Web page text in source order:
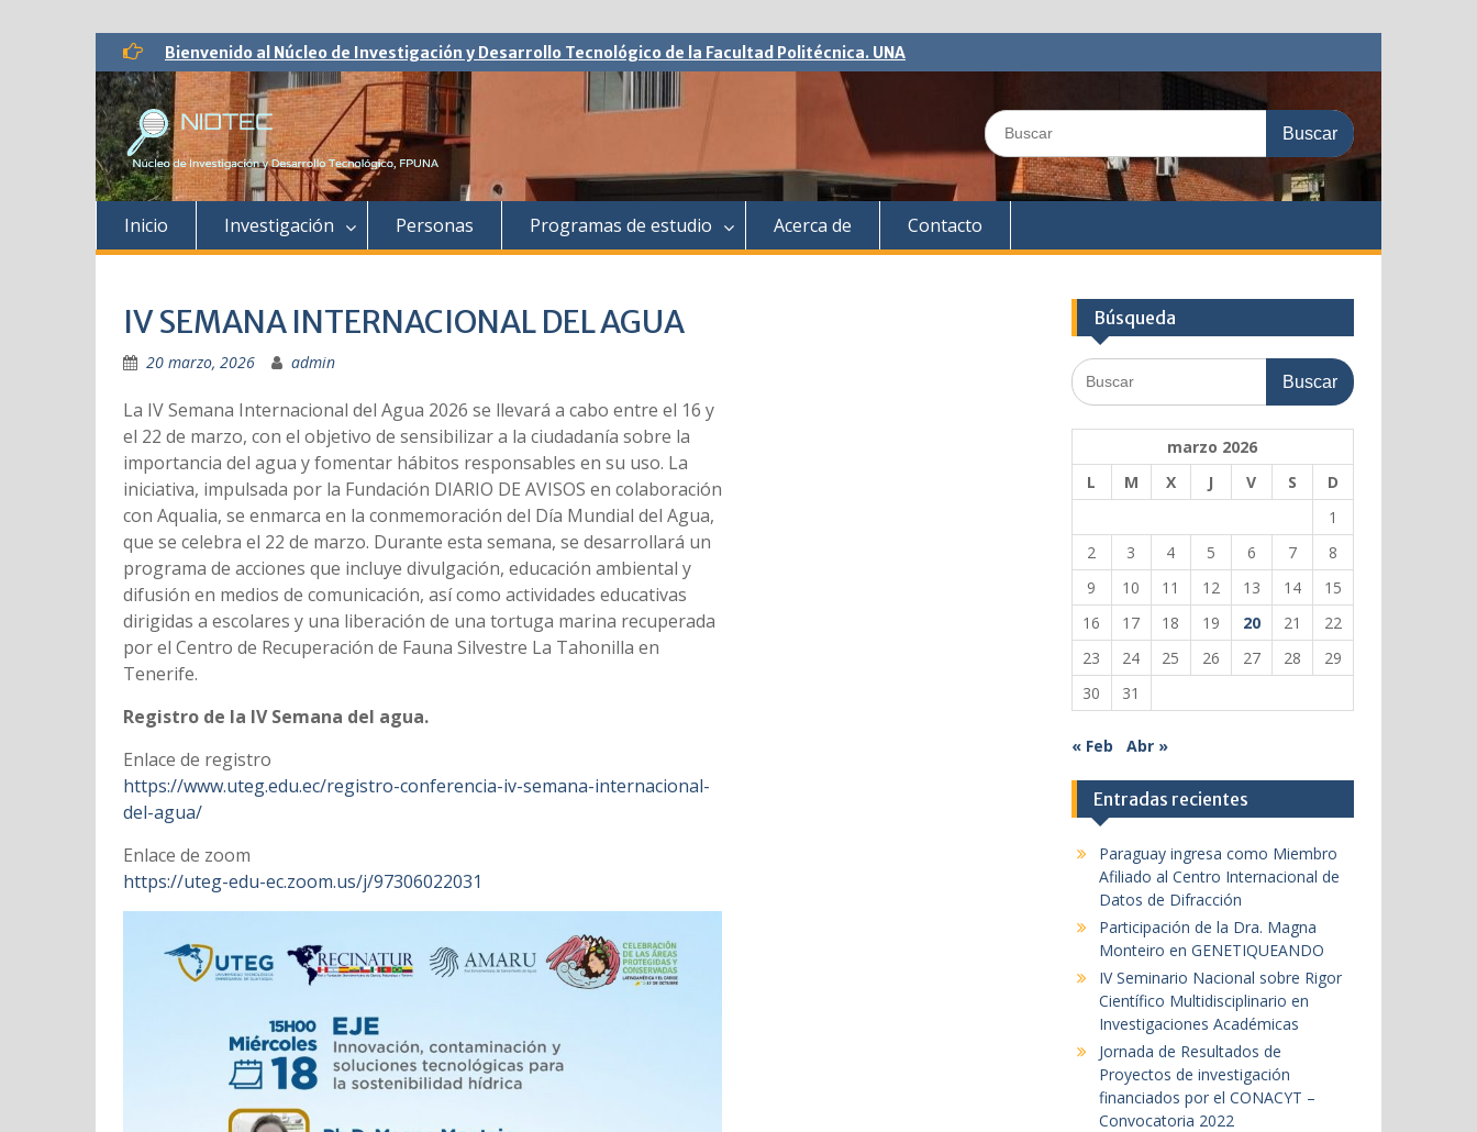
Saltar
al
contenido
Bienvenido al Núcleo de Investigación y Desarrollo Tecnológico de la Facultad Politécnica. UNA
Buscar:
Inicio Investigación Personas Programas de estudio Acerca de Contacto
IV SEMANA INTERNACIONAL DEL AGUA
20 marzo, 2026 admin
La IV Semana Internacional del Agua 2026 se llevará a cabo entre el 16 y
el 22 de marzo, con el objetivo de sensibilizar a la ciudadanía sobre la
importancia del agua y fomentar hábitos responsables en su uso. La
iniciativa, impulsada por la Fundación DIARIO DE AVISOS en colaboración
con Aqualia, se enmarca en la conmemoración del Día Mundial del Agua,
que se celebra el 22 de marzo. Durante esta semana, se desarrollará un
programa de acciones que incluye divulgación, educación ambiental y
difusión en medios de comunicación, así como actividades educativas
dirigidas a escolares y una liberación de una tortuga marina recuperada
por el Centro de Recuperación de Fauna Silvestre La Tahonilla en
Tenerife.
Registro de la IV Semana del agua.
Enlace de registro
https://www.uteg.edu.ec/registro-conferencia-iv-semana-internacional-
del-agua/
Enlace de zoom
https://uteg-edu-ec.zoom.us/j/97306022031
Búsqueda
Buscar:
marzo 2026
L
M X J V S
D
1
2
3 4 5 6 7
8
9
10 11 12 13 14
15
16
17 18 19 20 21
22
23
24 25 26 27 28
29
30
31
« Feb Abr »
Entradas recientes
Paraguay ingresa como Miembro
Afiliado al Centro Internacional de
Datos de Difracción
Participación de la Dra. Magna
Monteiro en GENETIQUEANDO
IV Seminario Nacional sobre Rigor
Científico Multidisciplinario en
Investigaciones Académicas
Jornada de Resultados de
Proyectos de investigación
financiados por el CONACYT –
Convocatoria 2022